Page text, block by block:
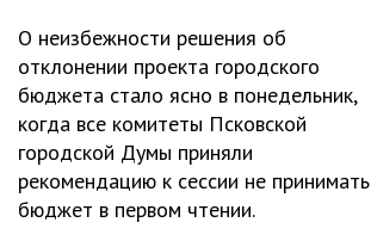
О неизбежности решения об
отклонении проекта городского
бюджета стало ясно в понедельник,
когда все комитеты Псковской
городской Думы приняли
рекомендацию к сессии не принимать
бюджет в первом чтении.